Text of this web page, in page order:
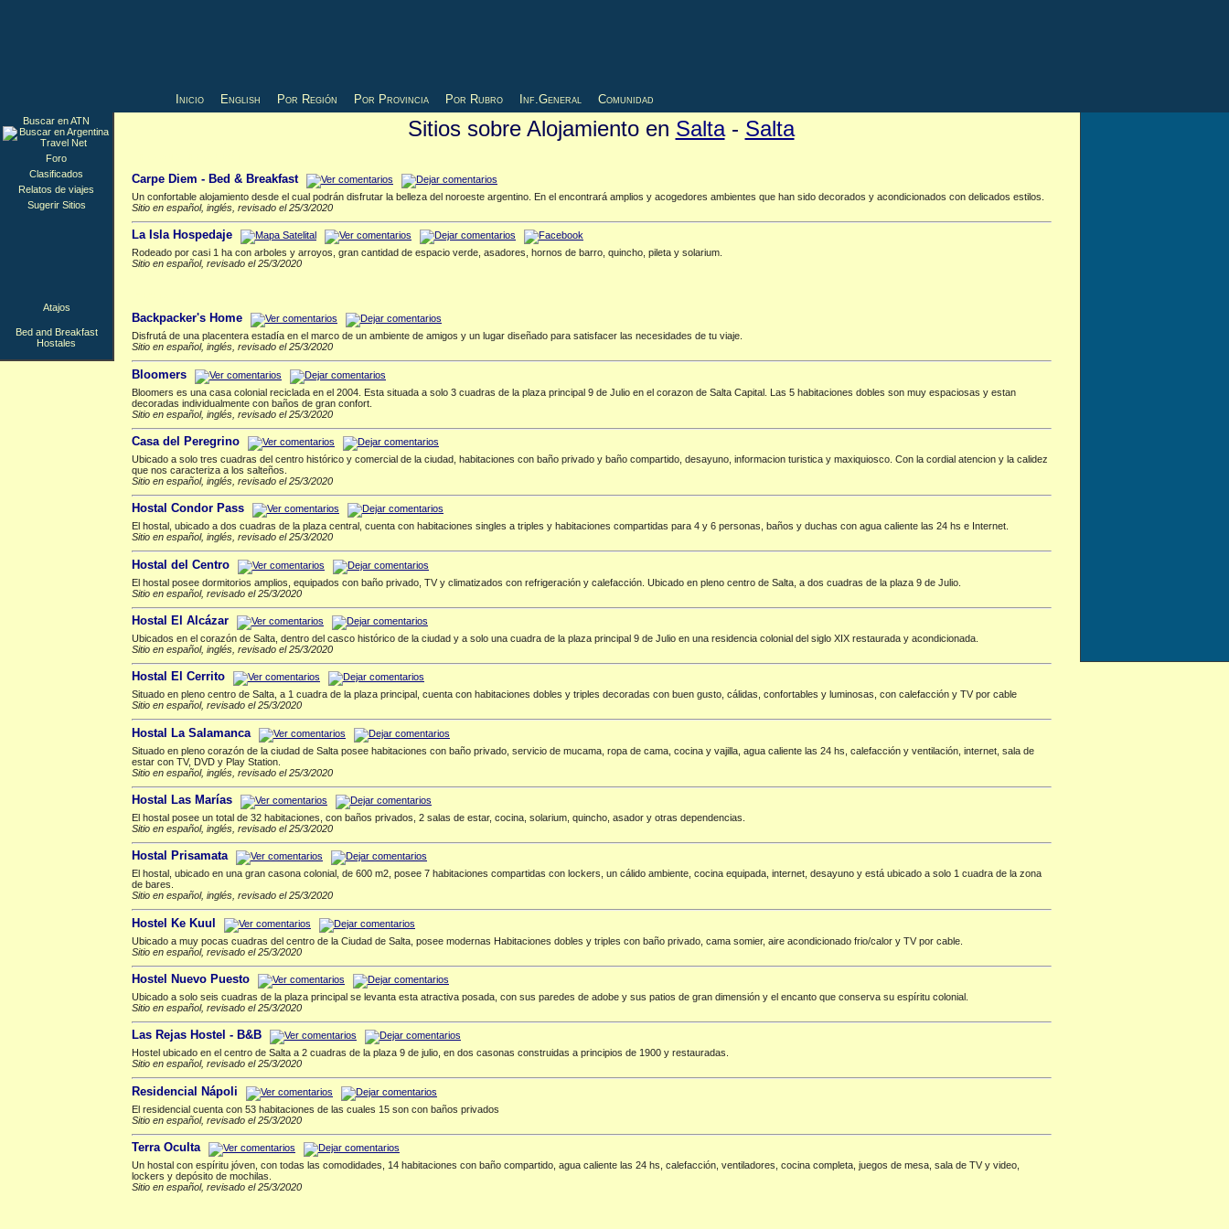
Inicio English Por Región Por Provincia Por Rubro Inf.General Comunidad
Sitios sobre Alojamiento en Salta- Salta
Carpe Diem - Bed & Breakfast
Un confortable alojamiento desde el cual podrán disfrutar la belleza del noroeste argentino. En el encontrará amplios y acogedores ambientes que han sido decorados y acondicionados con delicados estilos.
Sitio en español, inglés, revisado el 25/3/2020
La Isla Hospedaje
Rodeado por casi 1 ha con arboles y arroyos, gran cantidad de espacio verde, asadores, hornos de barro, quincho, pileta y solarium.
Sitio en español, revisado el 25/3/2020
Backpacker's Home
Disfrutá de una placentera estadía en el marco de un ambiente de amigos y un lugar diseñado para satisfacer las necesidades de tu viaje.
Sitio en español, inglés, revisado el 25/3/2020
Bloomers
Bloomers es una casa colonial reciclada en el 2004. Esta situada a solo 3 cuadras de la plaza principal 9 de Julio en el corazon de Salta Capital. Las 5 habitaciones dobles son muy espaciosas y estan
decoradas individualmente con baños de gran confort.
Sitio en español, inglés, revisado el 25/3/2020
Casa del Peregrino
Ubicado a solo tres cuadras del centro histórico y comercial de la ciudad, habitaciones con baño privado y baño compartido, desayuno, informacion turistica y maxiquiosco. Con la cordial atencion y la calidez
que nos caracteriza a los salteños.
Sitio en español, inglés, revisado el 25/3/2020
Hostal Condor Pass
El hostal, ubicado a dos cuadras de la plaza central, cuenta con habitaciones singles a triples y habitaciones compartidas para 4 y 6 personas, baños y duchas con agua caliente las 24 hs e Internet.
Sitio en español, inglés, revisado el 25/3/2020
Hostal del Centro
El hostal posee dormitorios amplios, equipados con baño privado, TV y climatizados con refrigeración y calefacción. Ubicado en pleno centro de Salta, a dos cuadras de la plaza 9 de Julio.
Sitio en español, revisado el 25/3/2020
Hostal El Alcázar
Ubicados en el corazón de Salta, dentro del casco histórico de la ciudad y a solo una cuadra de la plaza principal 9 de Julio en una residencia colonial del siglo XIX restaurada y acondicionada.
Sitio en español, inglés, revisado el 25/3/2020
Hostal El Cerrito
Situado en pleno centro de Salta, a 1 cuadra de la plaza principal, cuenta con habitaciones dobles y triples decoradas con buen gusto, cálidas, confortables y luminosas, con calefacción y TV por cable
Sitio en español, revisado el 25/3/2020
Hostal La Salamanca
Situado en pleno corazón de la ciudad de Salta posee habitaciones con baño privado, servicio de mucama, ropa de cama, cocina y vajilla, agua caliente las 24 hs, calefacción y ventilación, internet, sala de
estar con TV, DVD y Play Station.
Sitio en español, inglés, revisado el 25/3/2020
Hostal Las Marías
El hostal posee un total de 32 habitaciones, con baños privados, 2 salas de estar, cocina, solarium, quincho, asador y otras dependencias.
Sitio en español, inglés, revisado el 25/3/2020
Hostal Prisamata
El hostal, ubicado en una gran casona colonial, de 600 m2, posee 7 habitaciones compartidas con lockers, un cálido ambiente, cocina equipada, internet, desayuno y está ubicado a solo 1 cuadra de la zona
de bares.
Sitio en español, inglés, revisado el 25/3/2020
Hostel Ke Kuul
Ubicado a muy pocas cuadras del centro de la Ciudad de Salta, posee modernas Habitaciones dobles y triples con baño privado, cama somier, aire acondicionado frio/calor y TV por cable.
Sitio en español, revisado el 25/3/2020
Hostel Nuevo Puesto
Ubicado a solo seis cuadras de la plaza principal se levanta esta atractiva posada, con sus paredes de adobe y sus patios de gran dimensión y el encanto que conserva su espíritu colonial.
Sitio en español, revisado el 25/3/2020
Las Rejas Hostel - B&B
Hostel ubicado en el centro de Salta a 2 cuadras de la plaza 9 de julio, en dos casonas construidas a principios de 1900 y restauradas.
Sitio en español, revisado el 25/3/2020
Residencial Nápoli
El residencial cuenta con 53 habitaciones de las cuales 15 son con baños privados
Sitio en español, revisado el 25/3/2020
Terra Oculta
Un hostal con espíritu jóven, con todas las comodidades, 14 habitaciones con baño compartido, agua caliente las 24 hs, calefacción, ventiladores, cocina completa, juegos de mesa, sala de TV y video,
lockers y depósito de mochilas.
Sitio en español, revisado el 25/3/2020
Buscar en ATN
Foro
Clasificados
Relatos de viajes
Sugerir Sitios
Atajos
Bed and Breakfast
Hostales